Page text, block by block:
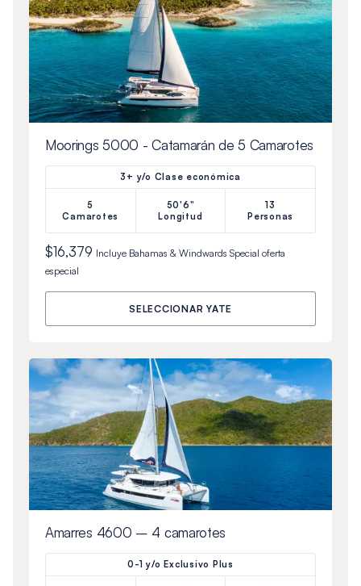
Moorings 5000 - Catamarán de 5 Camarotes
3+ y/o Clase económica
5
Camarotes
50'6"
Longitud
13
Personas
$16,379 Incluye Bahamas & Windwards Special oferta
especial
SELECCIONAR YATE
Amarres 4600 – 4 camarotes
0-1 y/o Exclusivo Plus